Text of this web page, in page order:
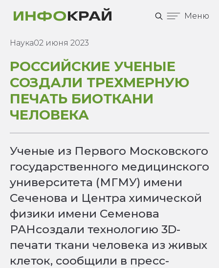
Меню
Наука02 июня 2023
РОССИЙСКИЕ УЧЕНЫЕ
СОЗДАЛИ ТРЕХМЕРНУЮ
ПЕЧАТЬ БИОТКАНИ
ЧЕЛОВЕКА
Ученые из Первого Московского
государственного медицинского
университета (МГМУ) имени
Сеченова и Центра химической
физики имени Семенова
РАНсоздали технологию 3D-
печати ткани человека из живых
клеток, сообщили в пресс-